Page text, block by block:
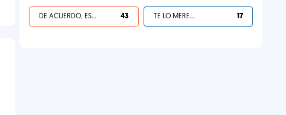
DE ACUERDO, ES UNA VIDA HP 43 TE LO MERECES 17